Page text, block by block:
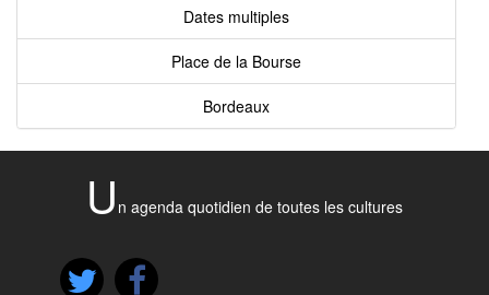
Dates multiples
Place de la Bourse
Bordeaux
U n agenda quotidien de toutes les cultures